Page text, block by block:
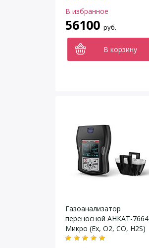
В избранное
56100 руб.
В корзину
Газоанализатор
переносной АНКАТ-7664
Микро (Ex, O2, CO, H2S)